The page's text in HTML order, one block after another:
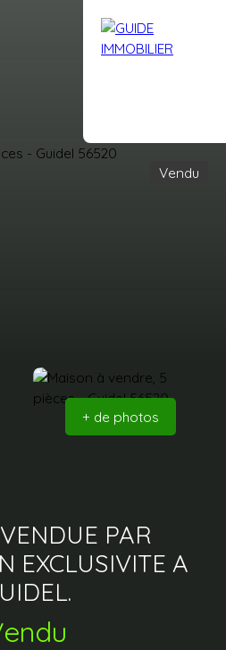
Vendu
+ de photos
PAR
EXCLUSIVITE A